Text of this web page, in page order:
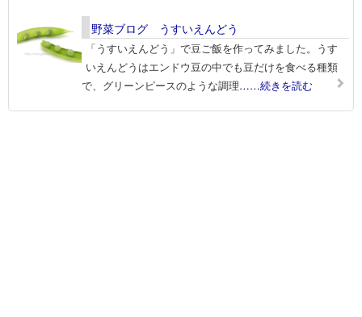
野菜ブログ うすいえんどう
「うすいえんどう」で豆ご飯を作ってみました。うす
いえんどうはエンドウ豆の中でも豆だけを食べる種類
で、グリーンピースのような調理……続きを読む